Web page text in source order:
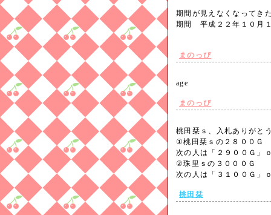
期間が見えなくなってき
期間 平成２２年１０月
まのっぴ
age
まのっぴ
桃田栞ｓ、入札ありがと
①桃田栞ｓの２８００Ｇ
次の人は「２９００Ｇ」
②珠里ｓの３０００Ｇ
次の人は「３１００Ｇ
桃田栞